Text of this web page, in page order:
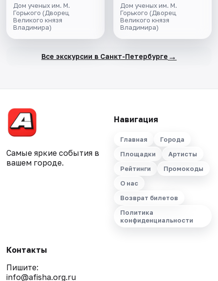
Дом ученых им. М.
Горького (Дворец
Великого князя
Владимира)
Дом ученых им. М.
Горького (Дворец
Великого князя
Владимира)
Все экскурсии в Санкт-Петербурге →
Самые яркие события в
вашем городе.
Навигация
Главная
Города
Площадки
Артисты
Рейтинги
Промокоды
О нас
Возврат билетов
Политика
конфиденциальности
Контакты
Пишите:
info@afisha.org.ru